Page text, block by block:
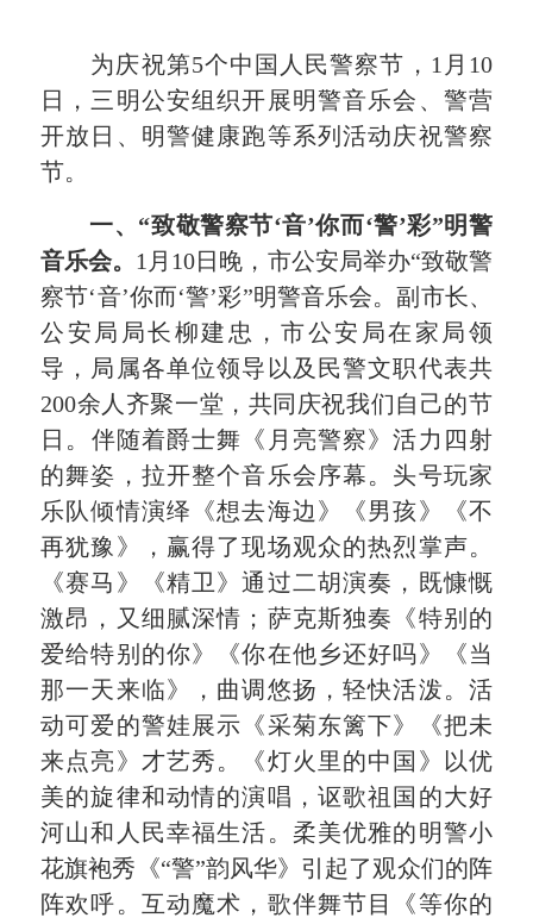
为庆祝第5个中国人民警察节 ，1 月 10
日
，三明公安组织开展明警音乐会、警营
开放日、明警健康跑等系列活动庆祝警察
节。
一、 “致敬警察节‘音’你而‘警’彩”明警
音乐会。 1月10日晚，市公安局举办“致敬警
察节‘音’你而‘警’彩”明警音乐会。副市长、
公安局局长柳建忠，市公安局在家局领
导，局属各单位领导以及民警文职代表共
200余人齐聚一堂，共同庆祝我们自己的节
日。 伴随着爵士舞《月亮警察》活力四射
的舞姿，拉开整个音乐会序幕。头号玩家
乐队倾情演绎《想去海边》《男孩》《不
再犹豫》，赢得了现场观众的热烈掌声。
《赛马》《精卫》通过二胡演奏，既慷慨
激昂，又细腻深情；萨克斯独奏《特别的
爱给特别的你》《你在他乡还好吗》《当
那一天来临》，曲调悠扬，轻快活泼。活
动可爱的警娃展示《采菊东篱下》《把未
来点亮》才艺秀。《灯火里的中国》以优
美的旋律和动情的演唱，讴歌祖国的大好
河山和人民幸福生活。柔美优雅的明警小
花旗袍秀《“警”韵风华》引起了观众们的阵
阵欢呼。互动魔术，歌伴舞节目《等你的